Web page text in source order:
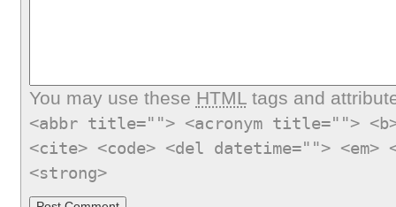
You may use these HTMLtags and
<abbr title=""> <acronym title="">
<cite> <code> <del datetime="">
<strong>